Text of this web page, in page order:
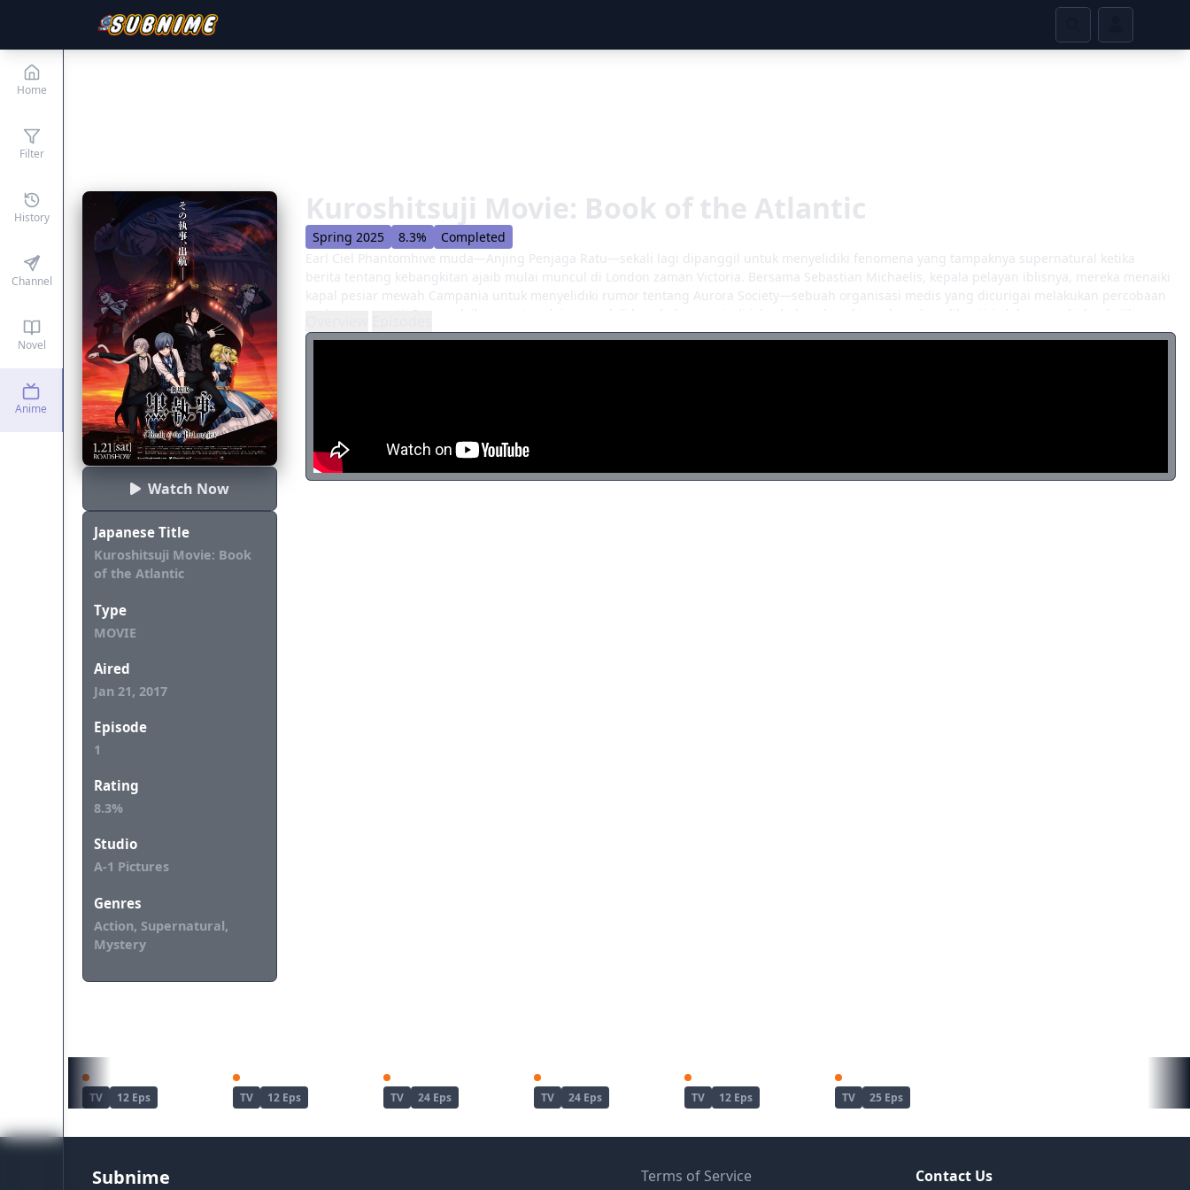
Home
Filter
History
Channel
Novel
Anime
Watch Now
Japanese Title
Kuroshitsuji Movie: Book
of the Atlantic
Type
MOVIE
Aired
Jan 21, 2017
Episode
1
Rating
8.3%
Studio
A-1 Pictures
Genres
Action, Supernatural,
Mystery
Kuroshitsuji Movie: Book of the Atlantic
Spring 2025 8.3%
Completed
Earl Ciel Phantomhive muda—Anjing Penjaga Ratu—sekali lagi dipanggil untuk menyelidiki fenomena yang tampaknya supernatural ketika
berita tentang kebangkitan ajaib mulai muncul di London zaman Victoria. Bersama Sebastian Michaelis, kepala pelayan iblisnya, mereka menaiki
kapal pesiar mewah Campania untuk menyelidiki rumor tentang Aurora Society—sebuah organisasi medis yang dicurigai melakukan percobaan
pada orang mati. Para malaikat maut mulai muncul di kapal, dan menjadi jelas bahwa kapal tersebut akan dibanjiri oleh mayat hidup ketika
sebuah rencana licik dijalankan. Ciel dan Sebastian kini harus mengungkap rahasia di balik simbol phoenix Masyarakat Aurora, dan dengan
TV 12 Eps TV 12 Eps TV 24 Eps TV 24 Eps TV 12 Eps TV 25 Eps
Subnime Terms of Service Contact Us